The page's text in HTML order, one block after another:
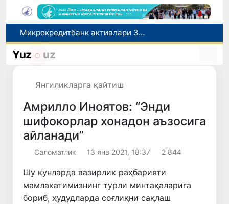
Микрокредитбанк активлари 30,7 трлн сўмга етди, Fitch рейтингни BB даражасига оширди
Малайзия Марказий Осиёда тиббий туризм йўналиши сифатидаги мавқеини мустаҳкамламоқда
Yuz uz
Янгиликларга қайтиш
Амрилло Иноятов: “Энди
шифокорлар хонадон аъзосига
айланади”
Саломатлик 13 янв 2021, 18:37 2 844
Шу кунларда вазирлик раҳбарияти
мамлакатимизнинг турли минтақаларига
бориб, ҳудудларда соғлиқни сақлаш